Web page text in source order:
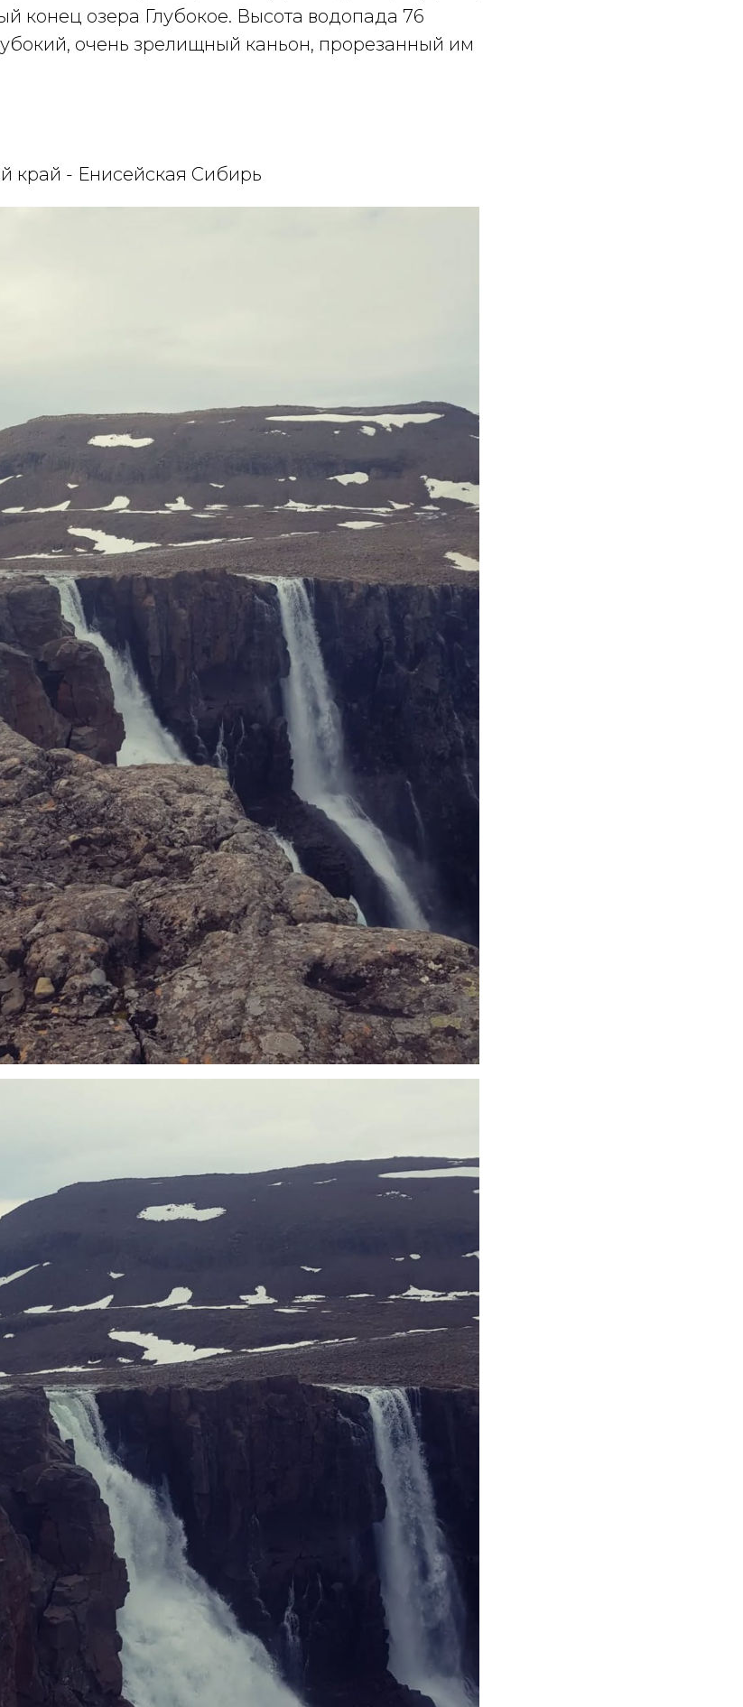
конец озера Глубокое. Высота водопада 76
очень зрелищный каньон, прорезанный им
край - Енисейская Сибирь